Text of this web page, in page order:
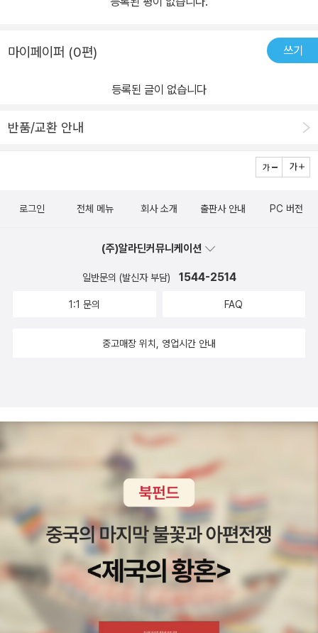
같은 햇살을 혹여 놓칠까 볕 좋은 카페 테라스의 테이블을 두고 보이
월이면 한 달이 넘는 휴가를 떠나고 도시 전체를 안면도 없는 관광객
프랑스의 식사 예절에 개혁이라고 일으키듯, 다 먹고 난 접시에 남은
면, 파리지앵들의 삶은 ‘모순투성이’라는 수식어와도 잘 어울리는 것
소든 마찬가지입니다. 지하철에서 내리는 순간 수많은 인파에 떠밀려
꾼이 능숙한 한국어로 말을 걸어와 반갑다가도, 잠시라도 정신줄을
의 도시입니다. 관광객들이 파리의 환상과 현실의 경계선을 아슬아슬
술관에서 전시회를 감사하고 옥상에 다다르나 노트르담 성당이 한 눈
의 집 한적한 정원에서 넌지시 바라보이는 에펠탑. 몇 번을 봐도 질리
영화 <미드나잇 인 파리Midnight in Paris>에서 주인공 길Gill은 마
차를 타고 시간 여행을 떠납니다. 19세기 말부터 20세기 초, 프랑스
문화 예술의 전성기라 불리는 ‘벨 에포크La Belle Epoque’ 시대로.
파티장 문을 열자 헤밍웨이가 술을 마시고 있고, 자신이 제일 좋아하
는 콜 포터가 노래를 부릅니다. 자신의 글을 보여주기 위해 거트루드
스타인의 살롱에 갔다가 아드리아나를 보고 첫 눈에 반하지만, 하필
이면 그녀는 피카소의 애인. 이렇게 이름만 들어도 입이 떡 벌어지는
예술가들의 시대라니요. 다행히도 아날로그 파리 여행은 여전히 현재
진행형입니다. 어니스트 헤밍웨이와 거트루드 스타인, 반 고흐의 아
파트, 피카소와 달리 미술관, 그리고 당시 예술에 인생을 건 화가와 작
가들의 열정이 가득했던 파리지앵 카페들까지. 파리를 찾는 이들에게
마이페이퍼 (0편) 쓰기
등록된 글이 없습니다
반품/교환 안내
로그인 전체 메뉴 회사 소개 출판사 안내 PC 버전
(주)알라딘커뮤니케이션
일반문의 (발신자 부담) 1544-2514
1:1 문의 FAQ
중고매장 위치, 영업시간 안내